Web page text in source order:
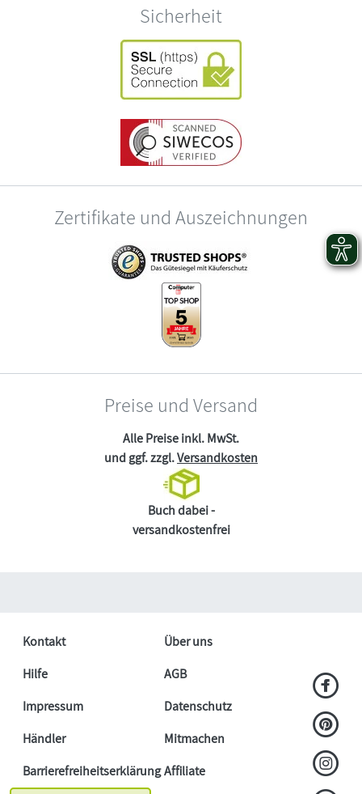
Sicherheit
Zertifikate und Auszeichnungen
Preise und Versand
Alle Preise inkl. MwSt.
und ggf. zzgl.Versandkosten
Buch dabei -
versandkostenfrei
Kontakt
Über uns
Hilfe
AGB
Impressum
Datenschutz
Händler
Mitmachen
BarrierefreiheitserklärungAffiliate